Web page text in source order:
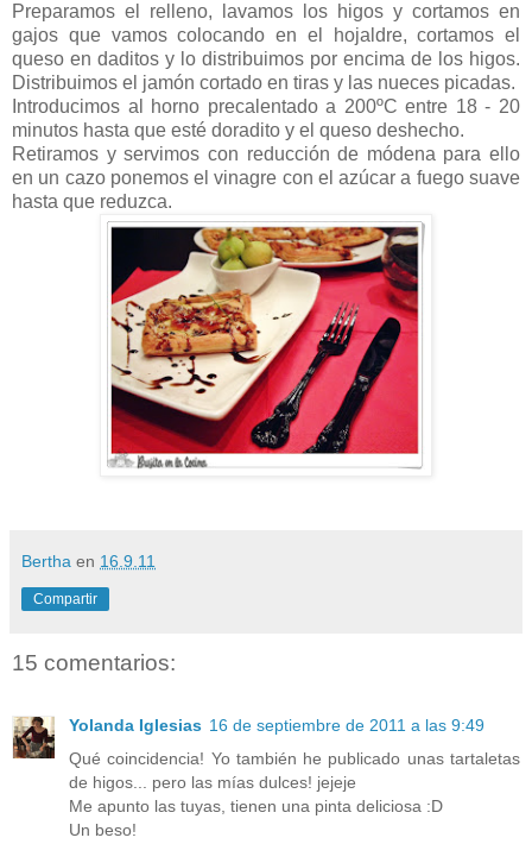
Preparamos el relleno, lavamos los higos y cortamos en
gajos que vamos colocando en el hojaldre, cortamos el
queso en daditos y lo distribuimos por encima de los higos.
Distribuimos el jamón cortado en tiras y las nueces picadas.
Introducimos al horno precalentado a 200ºC entre 18 - 20
minutos hasta que esté doradito y el queso deshecho.
Retiramos y servimos con reducción de módena para ello
en un cazo ponemos el vinagre con el azúcar a fuego suave
hasta que reduzca.
Bertha en 16.9.11
Compartir
15 comentarios:
Yolanda Iglesias 16 de septiembre de 2011 a las 9:49
Qué coincidencia! Yo también he publicado unas tartaletas
de higos... pero las mías dulces! jejeje
Me apunto las tuyas, tienen una pinta deliciosa :D
Un beso!